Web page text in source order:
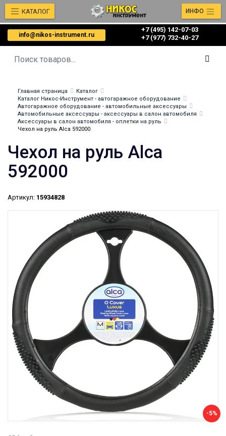
info@nikos-instrument.ru
+7 (495) 142-07-03
‎‎+7 (977) 732-40-27
КАТАЛОГ ИНФО
Главная страница
Каталог
Каталог Никос-Инструмент - автогаражное оборудование
Автогаражное оборудование - автомобильные аксессуары
Автомобильные аксессуары - аксессуары в салон автомобиля
Аксессуары в салон автомобиля - оплетки на руль
Чехол на руль Alca 592000
Чехол на руль Alca
592000
Артикул: 15934828
-5%